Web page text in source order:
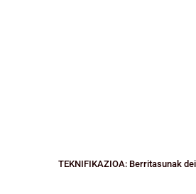
TEKNIFIKAZIOA: Berritasunak